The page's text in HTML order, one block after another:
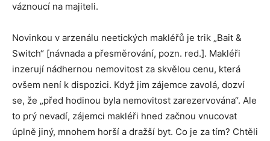
váznoucí na majiteli.
Novinkou v arzenálu neetických makléřů je trik „Bait &
Switch“ [návnada a přesměrování, pozn. red.]. Makléři
inzerují nádhernou nemovitost za skvělou cenu, která
ovšem není k dispozici. Když jim zájemce zavolá, dozví
se, že „před hodinou byla nemovitost zarezervována“. Ale
to prý nevadí, zájemci makléři hned začnou vnucovat
úplně jiný, mnohem horší a dražší byt. Co je za tím? Chtěli